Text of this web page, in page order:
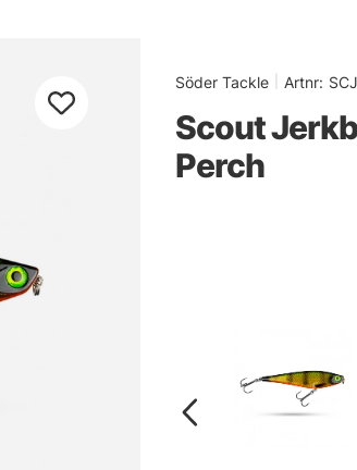
Söder Tackle
Artnr:
Scout
Perch